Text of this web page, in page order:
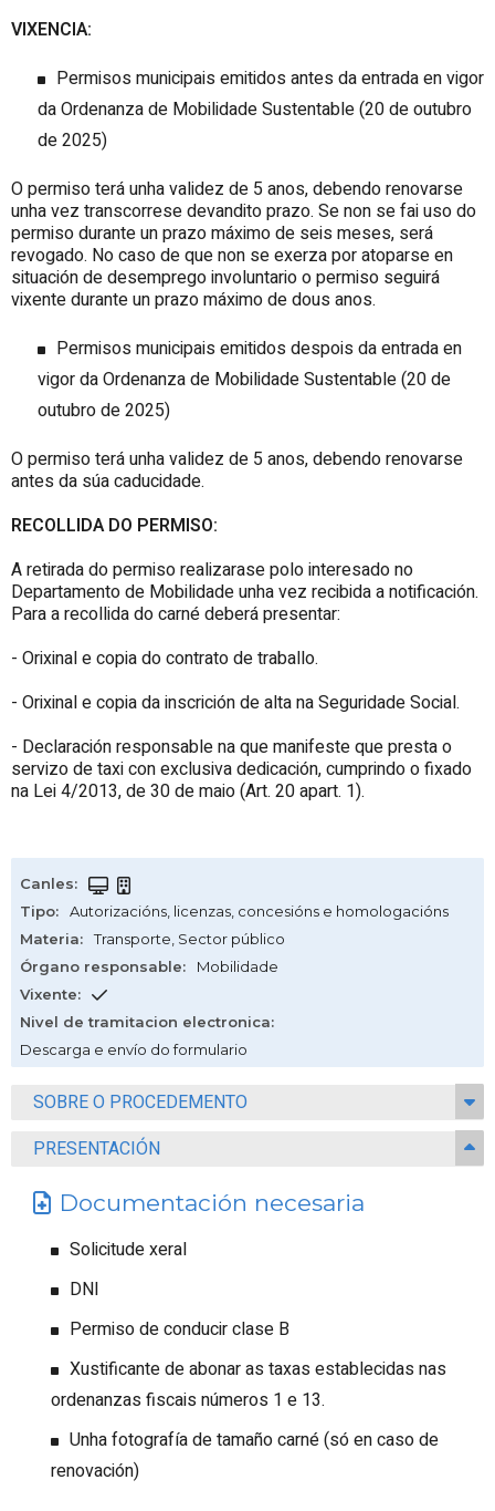
VIXENCIA:
Permisos municipais emitidos antes da entrada en vigor
da Ordenanza de Mobilidade Sustentable (20 de outubro
de 2025)
O permiso terá unha validez de 5 anos, debendo renovarse
unha vez transcorrese devandito prazo. Se non se fai uso do
permiso durante un prazo máximo de seis meses, será
revogado. No caso de que non se exerza por atoparse en
situación de desemprego involuntario o permiso seguirá
vixente durante un prazo máximo de dous anos.
Permisos municipais emitidos despois da entrada en
vigor da Ordenanza de Mobilidade Sustentable (20 de
outubro de 2025)
O permiso terá unha validez de 5 anos, debendo renovarse
antes da súa caducidade.
RECOLLIDA DO PERMISO:
A retirada do permiso realizarase polo interesado no
Departamento de Mobilidade unha vez recibida a notificación.
Para a recollida do carné deberá presentar:
- Orixinal e copia do contrato de traballo.
- Orixinal e copia da inscrición de alta na Seguridade Social.
- Declaración responsable na que manifeste que presta o
servizo de taxi con exclusiva dedicación, cumprindo o fixado
na Lei 4/2013, de 30 de maio (Art. 20 apart. 1).
Canles:
Tipo:
Autorizacións, licenzas, concesións e homologacións
Materia: Transporte Sector público
Órgano responsable:
Mobilidade
Vixente:
Nivel de tramitacion electronica:
Descarga e envío do formulario
SOBRE O PROCEDEMENTO
PRESENTACIÓN
Documentación necesaria
Solicitude xeral
DNI
Permiso de conducir clase B
Xustificante de abonar as taxas establecidas nas
ordenanzas fiscais números 1 e 13.
Unha fotografía de tamaño carné (só en caso de
renovación)